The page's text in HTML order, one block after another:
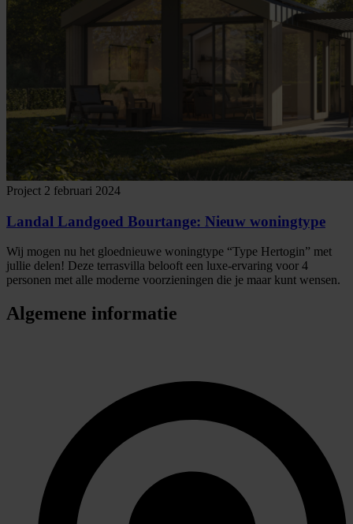
Project 2 februari 2024
Landal Landgoed Bourtange: Nieuw woningtype
Wij mogen nu het gloednieuwe woningtype “Type Hertogin” met
jullie delen! Deze terrasvilla belooft een luxe-ervaring voor 4
personen met alle moderne voorzieningen die je maar kunt wensen.
Algemene informatie